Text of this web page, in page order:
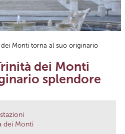
dei Monti torna al suo originario
dei Monti
splendore
dei Monti